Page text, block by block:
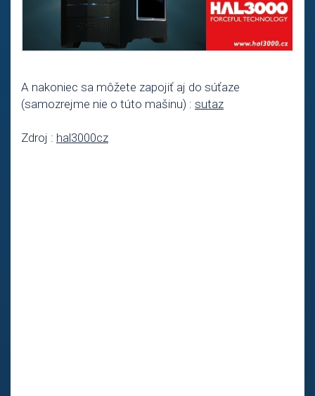
A nakoniec sa môžete zapojiť aj do súťaze
(samozrejme nie o túto mašinu) : sutaz
Zdroj : hal3000cz